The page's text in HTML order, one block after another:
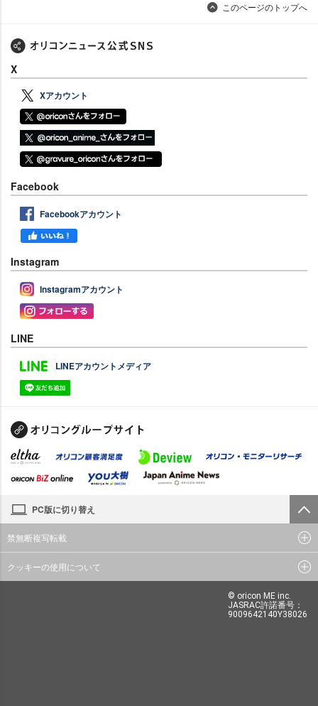
このページのトップへ
X
Xアカウント
Facebook
Facebookアカウント
Instagram
Instagramアカウント
LINE
LINEアカウントメディア
PC版に切り替え
禁無断複写転載
クッキーの使用について
© oricon ME inc.
JASRAC許諾番号：
9009642140Y38026